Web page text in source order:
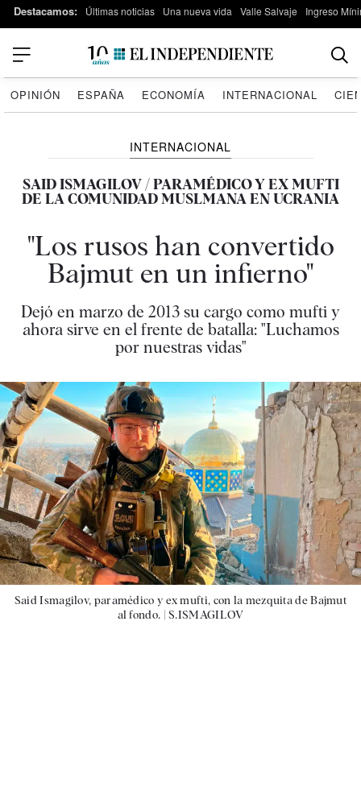
Destacamos: Últimas noticias Una nueva vida Valle Salvaje Ingreso
OPINIÓN ESPAÑA ECONOMÍA INTERNACIONAL
INTERNACIONAL
SAID ISMAGILOV / PARAMÉDICO Y EX MUFTI
DE LA COMUNIDAD MUSLMANA EN UCRANIA
"Los rusos han convertido
Bajmut en un infierno"
Dejó en marzo de 2013 su cargo como mufti y
ahora sirve en el frente de batalla: "Luchamos
por nuestras vidas"
Said Ismagilov, paramédico y ex mufti, con la mezquita de Bajmut
al fondo. |S.ISMAGILOV